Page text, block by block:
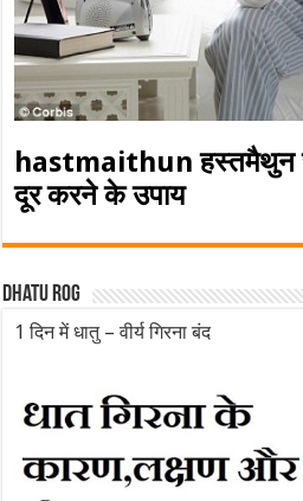
hastmaithun हस्तमैथुन
दूर करने के उपाय
Dhatu rog
1 दिन में धातु – वीर्य गिरना बंद